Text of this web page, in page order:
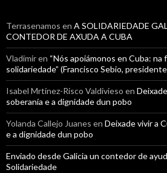
Terrasenamos en A SOLIDARIEDADE
CONTEDOR DE AXUDA A CUBA
Vladimiren “Nós apoiámonos en Cuba: na
solidariedade” (Francisco Sebio,
Isabel Mrtínez-Risco Valdivieso en
soberanía e a dignidade dun pobo
Yolanda Callejo Juanes en Deixade vivir a
e a dignidade dun pobo
Enviado desde Galicia un contedor de
Solidariedade